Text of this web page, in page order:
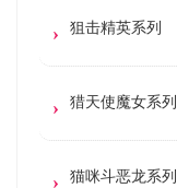
狙击精英系列
猎天使魔女系列
猫咪斗恶龙系列